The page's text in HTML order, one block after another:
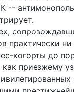
--
практически
когорты до
приезжему